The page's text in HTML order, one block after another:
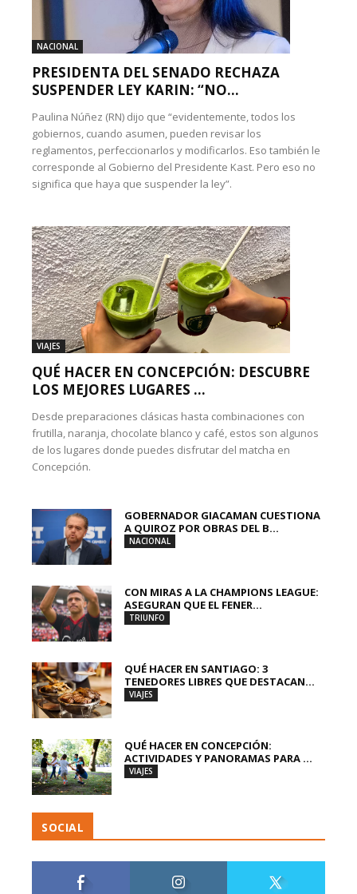
NACIONAL
PRESIDENTA DEL SENADO RECHAZA
SUSPENDER LEY KARIN: “NO...
Paulina Núñez (RN) dijo que “evidentemente, todos los
gobiernos, cuando asumen, pueden revisar los
reglamentos, perfeccionarlos y modificarlos. Eso también le
corresponde al Gobierno del Presidente Kast. Pero eso no
significa que haya que suspender la ley”.
VIAJES
QUÉ HACER EN CONCEPCIÓN: DESCUBRE
LOS MEJORES LUGARES ...
Desde preparaciones clásicas hasta combinaciones con
frutilla, naranja, chocolate blanco y café, estos son algunos
de los lugares donde puedes disfrutar del matcha en
Concepción.
GOBERNADOR GIACAMAN CUESTIONA
A QUIROZ POR OBRAS DEL B...
NACIONAL
CON MIRAS A LA CHAMPIONS LEAGUE:
ASEGURAN QUE EL FENER...
TRIUNFO
QUÉ HACER EN SANTIAGO: 3
TENEDORES LIBRES QUE DESTACAN...
VIAJES
QUÉ HACER EN CONCEPCIÓN:
ACTIVIDADES Y PANORAMAS PARA ...
VIAJES
SOCIAL